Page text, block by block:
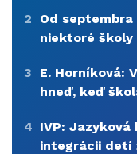
2
Od septembra
niektoré školy
3
E. Horníková:
hneď, keď
4 IVP:
integrácii detí